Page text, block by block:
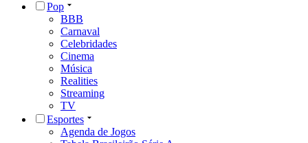
Pop
BBB
Carnaval
Celebridades
Cinema
Música
Realities
Streaming
TV
Esportes
Agenda de Jogos